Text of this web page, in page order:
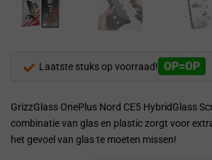
Laatste stuks op voorraad! OP=OP
GrizzGlass OnePlus Nord CE5 HybridGlass
combinatie van glas en plastic zorgt voor
het gevoel van glas te moeten missen!